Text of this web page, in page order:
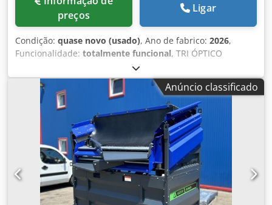
preços
Ligar
Condição: quase novo (usado), Ano de fabrico: 2026,
Funcionalidade: totalmente funcional, TRI ÓPTICO
Fabricante: PELLENC Modelo: M 2800 BB HR Largura de
trabalho: 2.800 mm Opção instalada em junho de 2024:
separador para todos os tipos de metais, incluindo INOX,
sensor de metais. Correia nova. A máquina é capaz de
extrair todos os tipos de plásticos por qualidade, todos os
metais incluindo inoxidável, madeira. A máquina foi
recém-revisada. Sistema de alimentação: Fabricante: SINEX
Modelo: MU 75 6500 Potência: 2 x 3 kW Transportador de
saída 1: Crodsyy Aa Tspfx Aa Eof Fabricante: RMIS
Transportador de saída 2: Fabricante: ARVAL
Anúncio classificado